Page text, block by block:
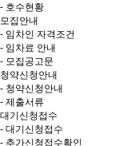
- 호수현황
모집안내
- 임차인 자격조건
- 임차료 안내
- 모집공고문
청약신청안내
- 청약신청안내
- 제출서류
대기신청접수
- 대기신청접수
- 추가신청접수확인